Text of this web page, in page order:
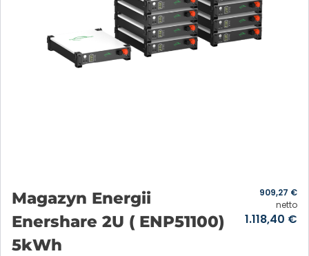
Magazyn Energii
Enershare 2U ( ENP51100)
5kWh
1.118,40 €
909,27 €
netto